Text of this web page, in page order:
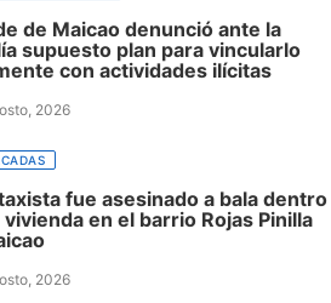
de Maicao denunció ante la
supuesto plan para vincularlo
con actividades ilícitas
2026
fue asesinado a bala dentro
en el barrio Rojas Pinilla
2026